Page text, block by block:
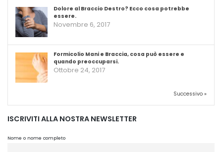
Dolore al Braccio Destro? Ecco cosa potrebbe
essere.
Novembre 6, 2017
Formicolio Mani e Braccia, cosa può essere e
quando preoccuparsi.
Ottobre 24, 2017
Successivo »
ISCRIVITI ALLA NOSTRA NEWSLETTER
Nome o nome completo